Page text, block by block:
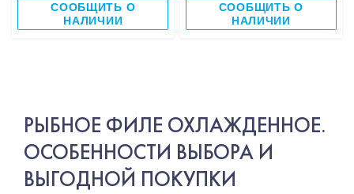
СООБЩИТЬ О
НАЛИЧИИ
СООБЩИТЬ О
НАЛИЧИИ
РЫБНОЕ ФИЛЕ ОХЛАЖДЕННОЕ.
ОСОБЕННОСТИ ВЫБОРА И
ВЫГОДНОЙ ПОКУПКИ